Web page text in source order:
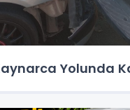
Yolunda